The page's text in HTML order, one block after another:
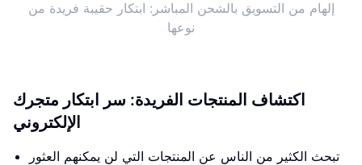
إلهام من التسويق بالشحن المباشر: ابتكار حقيبة فريدة من
نوعها
اكتشاف المنتجات الفريدة: سر ابتكار متجرك
الإلكتروني
تبحث الكثير من الناس عن المنتجات التي لن يمكنهم العثور